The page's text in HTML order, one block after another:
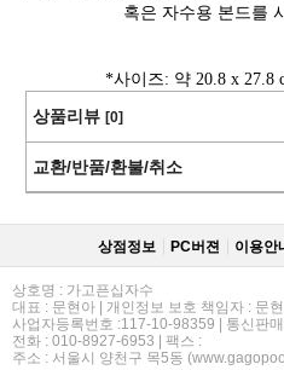
혹은 자수용 본드를
*사이즈: 약 20.8 x 27.8
상품리뷰 [0]
교환/반품/환불/취소
상점정보 PC버젼 이용안
상호명 : 가고픈십자수
대표 : 문현아 | 개인정보 보호 책임자 : 문
사업자등록번호 :117-10-98359 | 통신판
전화 : 010-8927-6953 | 팩스 :
주소 : 서울시 양천구 목5동